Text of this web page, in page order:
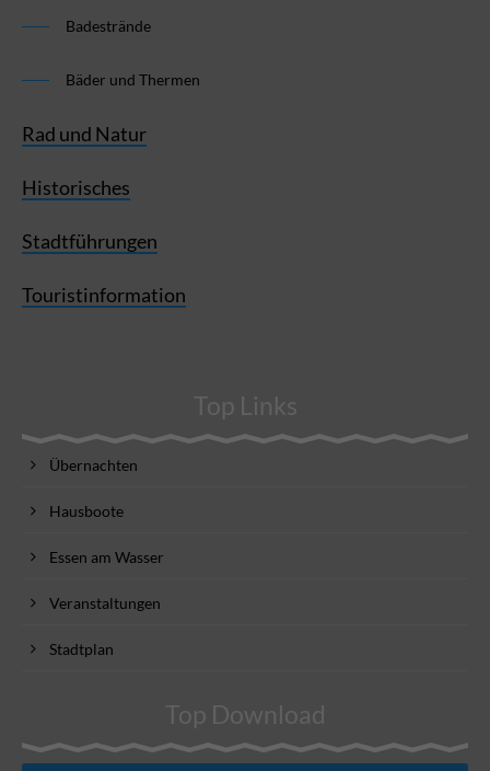
Badestrände
Bäder und Thermen
Rad und Natur
Historisches
Stadtführungen
Touristinformation
Top Links
Übernachten
Hausboote
Essen am Wasser
Veranstaltungen
Stadtplan
Top Download